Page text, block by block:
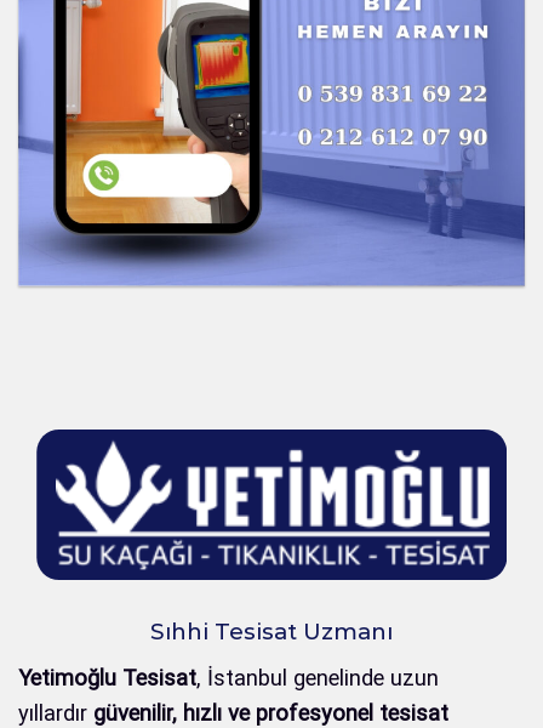
Sıhhi Tesisat Uzmanı
Yetimoğlu Tesisat, İstanbul genelinde uzun
yıllardır güvenilir, hızlı ve profesyonel tesisat